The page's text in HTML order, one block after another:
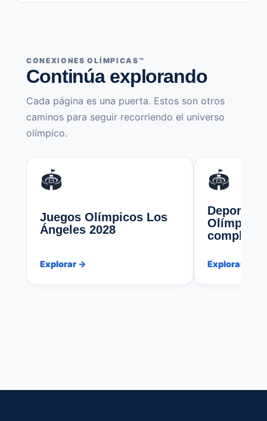
CONEXIONES OLÍMPICAS™
Continúa explorando
Cada página es una puerta. Estos son otros
caminos para seguir recorriendo el universo
olímpico.
🏟️
Juegos Olímpicos Los
Ángeles 2028
Explorar →
🏟️
Deportes
completa
Explorar →